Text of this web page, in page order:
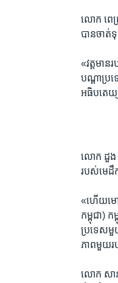
លោក​ ​ពេជ្
បាន​ចាត់​
«វត្តមា
បណ្តា​ប្រ
អធិបតេយ្
លោក​ ​ដួង ត
របស់​មេដឹ
​«ហើយ​មោ
កម្ពុជា)​
ប្រទេស​មួ
ភាព​មួយ​រ
លោក​ ​សាន់